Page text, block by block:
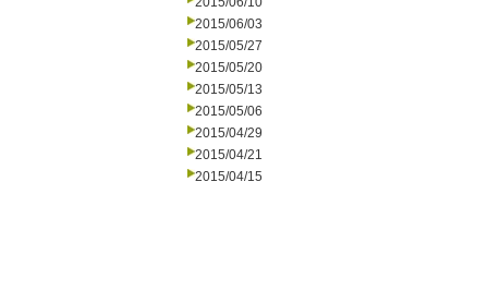
2015/06/03
2015/05/27
2015/05/20
2015/05/13
2015/05/06
2015/04/29
2015/04/21
2015/04/15